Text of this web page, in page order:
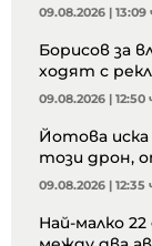
09.08.2026 | 13:09
Борисов за
ходят с
09.08.2026 | 12:50
Йотова
този дрон,
09.08.2026 | 12:35
Най-малко